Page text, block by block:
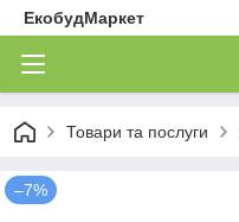
ЕкобудМаркет
Товари та послуги
–7%